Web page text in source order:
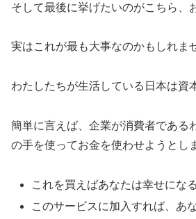
そして最後に挙げたいのがこちら、
実はこれが最も大事なのかもしれま
わたしたちが生活している日本は資
簡単に言えば、企業が消費者である
の手を使ってお金を使わせようとし
これを買えばあなたは幸せになる
このサービスに加入すれば、あ